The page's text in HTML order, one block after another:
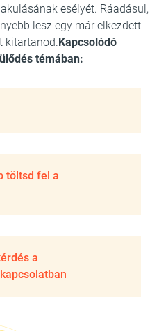
esélyét. Ráadásul,
lesz egy már elkezdett
kitartanod.Kapcsolódó
témában:
töltsd fel a
a